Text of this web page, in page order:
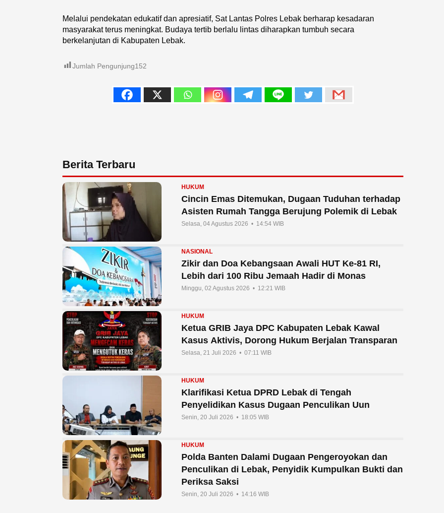
Melalui pendekatan edukatif dan apresiatif, Sat Lantas Polres Lebak berharap kesadaran
masyarakat terus meningkat. Budaya tertib berlalu lintas diharapkan tumbuh secara
berkelanjutan di Kabupaten Lebak.
Jumlah Pengunjung152
Berita Terbaru
HUKUM
Cincin Emas Ditemukan, Dugaan Tuduhan terhadap
Asisten Rumah Tangga Berujung Polemik di Lebak
Selasa, 04 Agustus 2026 • 14:54 WIB
NASIONAL
Zikir dan Doa Kebangsaan Awali HUT Ke-81 RI,
Lebih dari 100 Ribu Jemaah Hadir di Monas
Minggu, 02 Agustus 2026 • 12:21 WIB
HUKUM
Ketua GRIB Jaya DPC Kabupaten Lebak Kawal
Kasus Aktivis, Dorong Hukum Berjalan Transparan
Selasa, 21 Juli 2026 • 07:11 WIB
HUKUM
Klarifikasi Ketua DPRD Lebak di Tengah
Penyelidikan Kasus Dugaan Penculikan Uun
Senin, 20 Juli 2026 • 18:05 WIB
HUKUM
Polda Banten Dalami Dugaan Pengeroyokan dan
Penculikan di Lebak, Penyidik Kumpulkan Bukti dan
Periksa Saksi
Senin, 20 Juli 2026 • 14:16 WIB